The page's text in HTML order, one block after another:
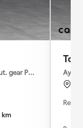
gear Pulse Edition -
km
Aygo